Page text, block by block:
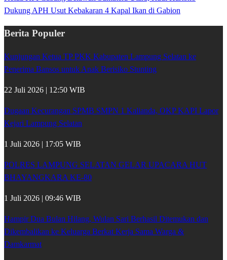
Dukung APH Usut Kebakaran 4 Kapal Ikan di Gabion
Berita Populer
Kunjungan Ketua TP PKK Kabupaten Lampung Selatan ke
Penerima Bansos untuk Anak Berisiko Stunting
22 Juli 2026 | 12:50 WIB
Dugaan Kecurangan SPMB SMPN 1 Kalianda, OKP KAPI Lapor
Kejari Lampung Selatan
1 Juli 2026 | 17:05 WIB
POLRES LAMPUNG SELATAN GELAR UPACARA HUT
BHAYANGKARA KE-80
1 Juli 2026 | 09:46 WIB
Hampir Dua Bulan Hilang, Wulan Sari Berhasil Ditemukan dan
Dikembalikan ke Keluarga Berkat Kerja Sama Warga &
Damkarmat